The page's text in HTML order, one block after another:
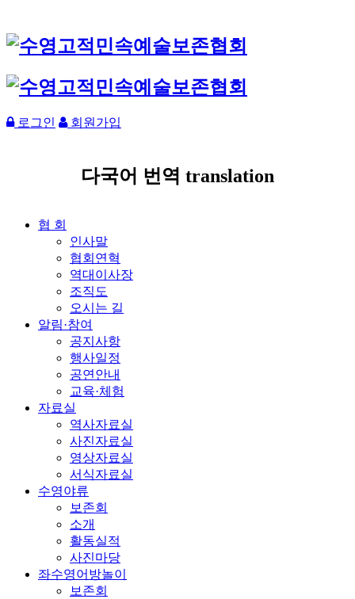
로그인 회원가입
다국어 번역 translation
협 회
인사말
협회연혁
역대이사장
조직도
오시는 길
알림·참여
공지사항
행사일정
공연안내
교육·체험
자료실
역사자료실
사진자료실
영상자료실
서식자료실
수영야류
보존회
소개
활동실적
사진마당
좌수영어방놀이
보존회